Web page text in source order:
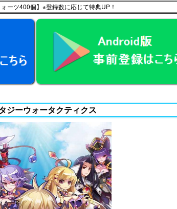
ーツ400個】※登録数に応じて特典UP！
ジーウォータクティクス